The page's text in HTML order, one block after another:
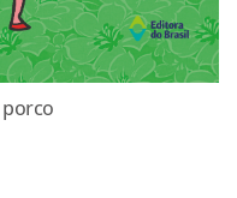
porco